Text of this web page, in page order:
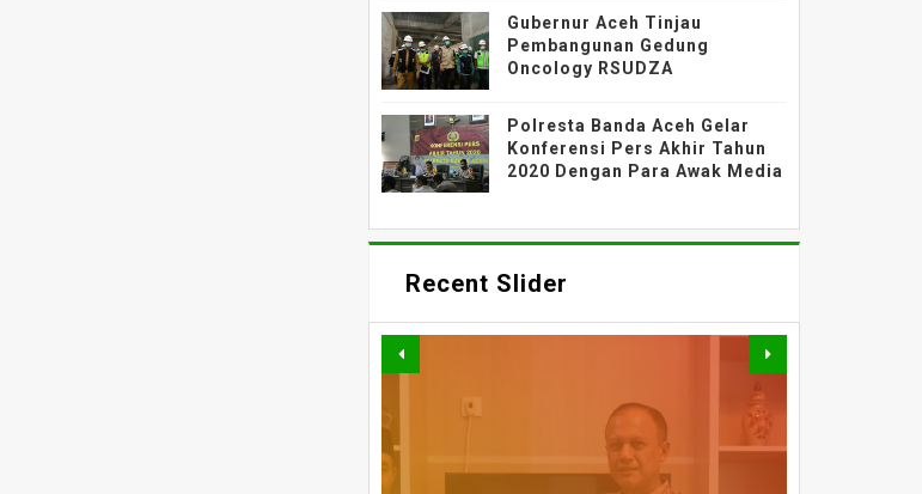
Gubernur Aceh Tinjau
Pembangunan Gedung
Oncology RSUDZA
Polresta Banda Aceh Gelar
Konferensi Pers Akhir Tahun
2020 Dengan Para Awak Media
Recent Slider
GEBYAR KAMPUNG
PERKUAT AKSES DAN
MOBILITAS
TAK HANYA BANGUN